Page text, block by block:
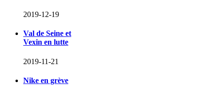
2019-12-19
Val de Seine et
Vexin en lutte
2019-11-21
Nike en grève